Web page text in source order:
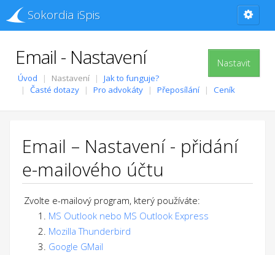
Sokordia iSpis
Nastavit
Email - Nastavení
Úvod Nastavení
Jak to funguje?
Časté dotazy
Pro advokáty Přeposílání Ceník
Email – Nastavení - přidání
e-mailového účtu
Zvolte e-mailový program, který používáte:
MS Outlook nebo MS Outlook Express
Mozilla Thunderbird
Google GMail